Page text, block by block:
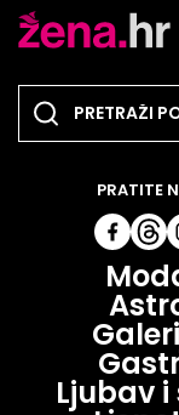
Ljubav i
PRATITE